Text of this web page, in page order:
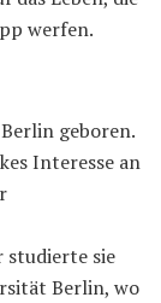
werfen.
geboren.
Interesse an
studierte sie
Berlin, wo